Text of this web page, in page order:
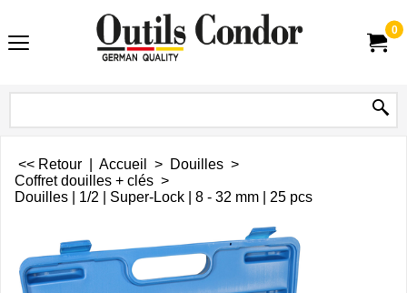
0
<< Retour Accueil > Douilles >
Coffret douilles + clés >
Douilles | 1/2 | Super-Lock | 8 - 32 mm | 25 pcs